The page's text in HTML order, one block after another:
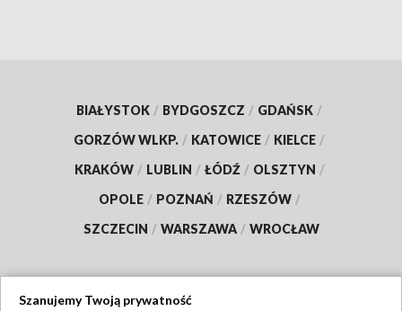
BIAŁYSTOK / BYDGOSZCZ / GDAŃSK /
GORZÓW WLKP. / KATOWICE / KIELCE /
KRAKÓW / LUBLIN / ŁÓDŹ / OLSZTYN /
OPOLE / POZNAŃ / RZESZÓW /
SZCZECIN / WARSZAWA / WROCŁAW
Szanujemy Twoją prywatność